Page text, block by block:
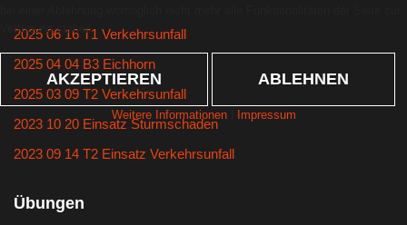
2025 06 16 T1 Verkehrsunfall
2025 04 04 B3 Eichhorn
2025 03 09 T2 Verkehrsunfall
2023 10 20 Einsatz Sturmschaden
2023 09 14 T2 Einsatz Verkehrsunfall
Übungen
Verfügung stehen.
AKZEPTIEREN ABLEHNEN
Weitere Informationen| Impressum